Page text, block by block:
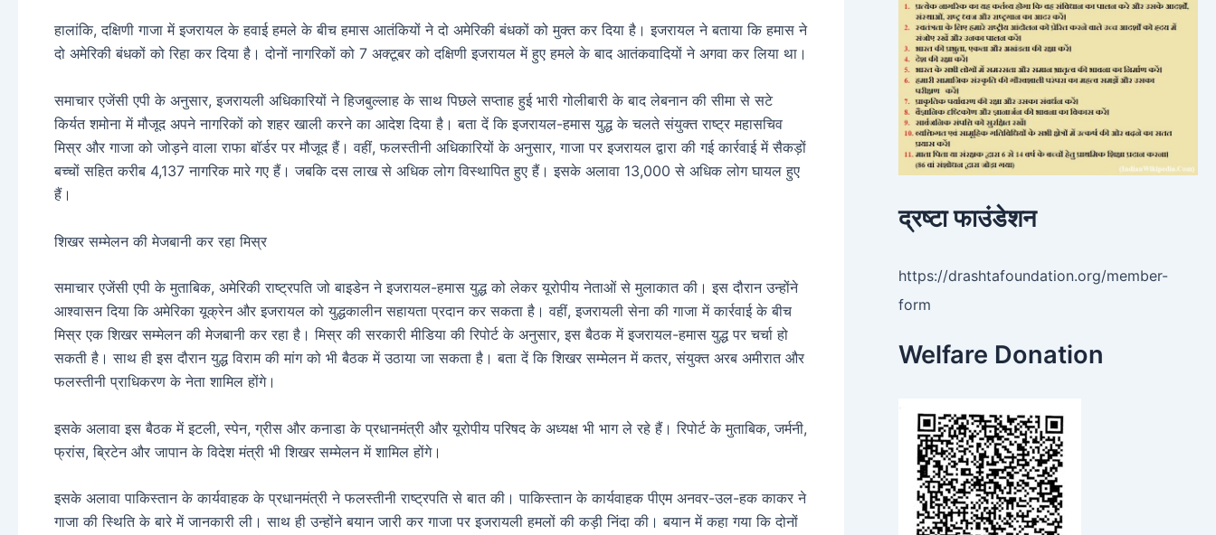
हालांकि, दक्षिणी गाजा में इजरायल के हवाई हमले के बीच हमास आतंकियों ने दो अमेरिकी बंधकों को मुक्त कर दिया है। इजरायल ने बताया कि हमास ने
दो अमेरिकी बंधकों को रिहा कर दिया है। दोनों नागरिकों को 7 अक्टूबर को दक्षिणी इजरायल में हुए हमले के बाद आतंकवादियों ने अगवा कर लिया था।
समाचार एजेंसी एपी के अनुसार, इजरायली अधिकारियों ने हिजबुल्लाह के साथ पिछले सप्ताह हुई भारी गोलीबारी के बाद लेबनान की सीमा से सटे
किर्यत शमोना में मौजूद अपने नागरिकों को शहर खाली करने का आदेश दिया है। बता दें कि इजरायल-हमास युद्ध के चलते संयुक्त राष्ट्र महासचिव
मिस्र और गाजा को जोड़ने वाला राफा बॉर्डर पर मौजूद हैं। वहीं, फलस्तीनी अधिकारियों के अनुसार, गाजा पर इजरायल द्वारा की गई कार्रवाई में सैकड़ों
बच्चों सहित करीब 4,137 नागरिक मारे गए हैं। जबकि दस लाख से अधिक लोग विस्थापित हुए हैं। इसके अलावा 13,000 से अधिक लोग घायल हुए
हैं।
शिखर सम्मेलन की मेजबानी कर रहा मिस्र
समाचार एजेंसी एपी के मुताबिक, अमेरिकी राष्ट्रपति जो बाइडेन ने इजरायल-हमास युद्ध को लेकर यूरोपीय नेताओं से मुलाकात की। इस दौरान उन्होंने
आश्वासन दिया कि अमेरिका यूक्रेन और इजरायल को युद्धकालीन सहायता प्रदान कर सकता है। वहीं, इजरायली सेना की गाजा में कार्रवाई के बीच
मिस्र एक शिखर सम्मेलन की मेजबानी कर रहा है। मिस्र की सरकारी मीडिया की रिपोर्ट के अनुसार, इस बैठक में इजरायल-हमास युद्ध पर चर्चा हो
सकती है। साथ ही इस दौरान युद्ध विराम की मांग को भी बैठक में उठाया जा सकता है। बता दें कि शिखर सम्मेलन में कतर, संयुक्त अरब अमीरात और
फलस्तीनी प्राधिकरण के नेता शामिल होंगे।
इसके अलावा इस बैठक में इटली, स्पेन, ग्रीस और कनाडा के प्रधानमंत्री और यूरोपीय परिषद के अध्यक्ष भी भाग ले रहे हैं। रिपोर्ट के मुताबिक, जर्मनी,
फ्रांस, ब्रिटेन और जापान के विदेश मंत्री भी शिखर सम्मेलन में शामिल होंगे।
इसके अलावा पाकिस्तान के कार्यवाहक के प्रधानमंत्री ने फलस्तीनी राष्ट्रपति से बात की। पाकिस्तान के कार्यवाहक पीएम अनवर-उल-हक काकर ने
गाजा की स्थिति के बारे में जानकारी ली। साथ ही उन्होंने बयान जारी कर गाजा पर इजरायली हमलों की कड़ी निंदा की। बयान में कहा गया कि दोनों
द्रष्टा फाउंडेशन
https://drashtafoundation.org/member-
form
Welfare Donation